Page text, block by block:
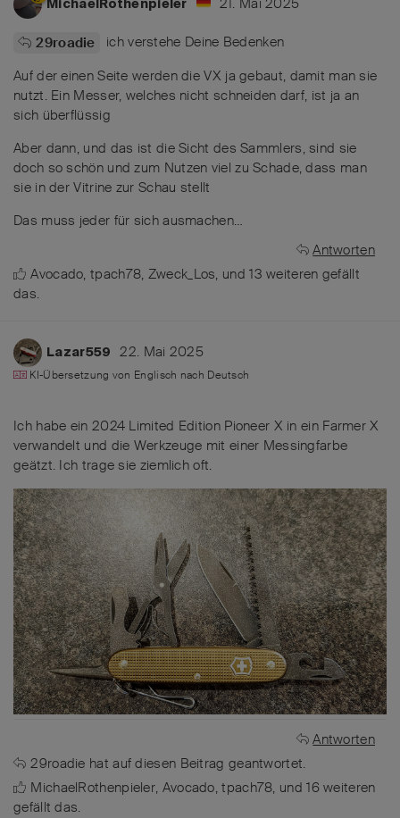
MichaelRothenpieler 21. Mai 2025
29roadie
ich verstehe Deine Bedenken
Auf der einen Seite werden die VX ja gebaut, damit man sie
nutzt. Ein Messer, welches nicht schneiden darf, ist ja an
sich überflüssig
Aber dann, und das ist die Sicht des Sammlers, sind sie
doch so schön und zum Nutzen viel zu Schade, dass man
sie in der Vitrine zur Schau stellt
Das muss jeder für sich ausmachen…
Antworten
Avocado,tpach78, Zweck_Los, und13 weiteren gefällt
das.
Lazar559 22. Mai 2025
KI-Übersetzung von Englisch nach Deutsch
Ich habe ein 2024 Limited Edition Pioneer X in ein Farmer X
verwandelt und die Werkzeuge mit einer Messingfarbe
geätzt. Ich trage sie ziemlich oft.
Antworten
29roadie hat auf diesen Beitrag geantwortet.
MichaelRothenpieler, Avocado,tpach78, und16weiteren
gefällt das.